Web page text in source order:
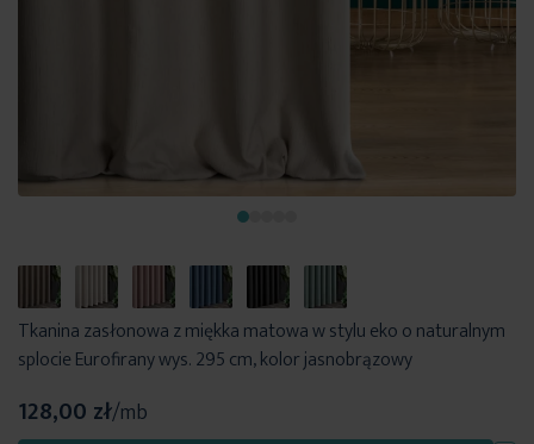
Tkanina zasłonowa z miękka matowa w stylu eko o naturalnym
splocie Eurofirany wys. 295 cm, kolor jasnobrązowy
128,00 zł/mb